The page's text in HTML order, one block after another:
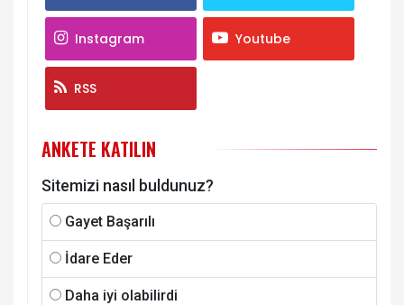
Instagram Youtube
RSS
ANKETE KATILIN
Sitemizi nasıl buldunuz?
Gayet Başarılı
İdare Eder
Daha iyi olabilirdi